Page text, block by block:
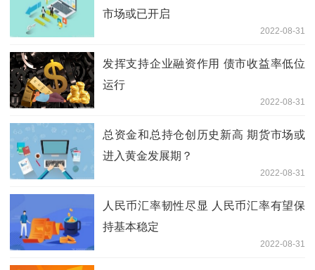
市场或已开启
2022-08-31
发挥支持企业融资作用 债市收益率低位
运行
2022-08-31
总资金和总持仓创历史新高 期货市场或
进入黄金发展期？
2022-08-31
人民币汇率韧性尽显 人民币汇率有望保
持基本稳定
2022-08-31